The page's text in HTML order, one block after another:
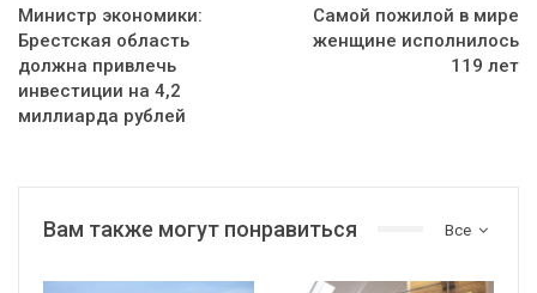
Министр экономики:
Брестская область
должна привлечь
инвестиции на 4,2
миллиарда рублей
Самой пожилой в мире
женщине исполнилось
119 лет
Все
Вам также могут понравиться